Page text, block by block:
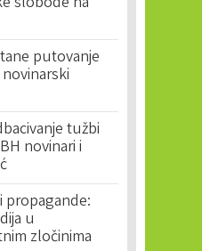
putovanje
tužbi
novinari i
propagande:
u
zločinima